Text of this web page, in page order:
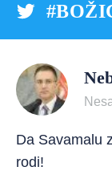
Da Savamalu
rodi!